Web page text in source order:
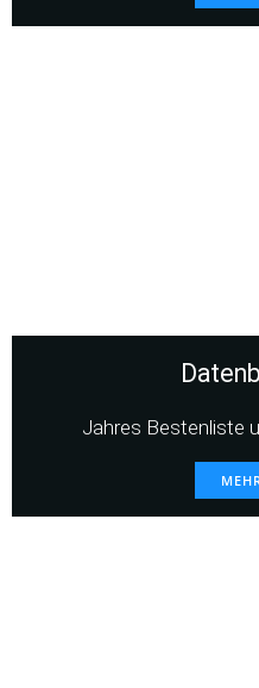
Jahres Bestenliste